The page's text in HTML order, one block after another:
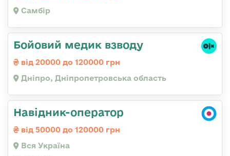
Самбір
Бойовий медик взводу
від 20000 до 120000 грн
Дніпро, Дніпропетровська область
Навідник-оператор
від 50000 до 120000 грн
Вся Україна